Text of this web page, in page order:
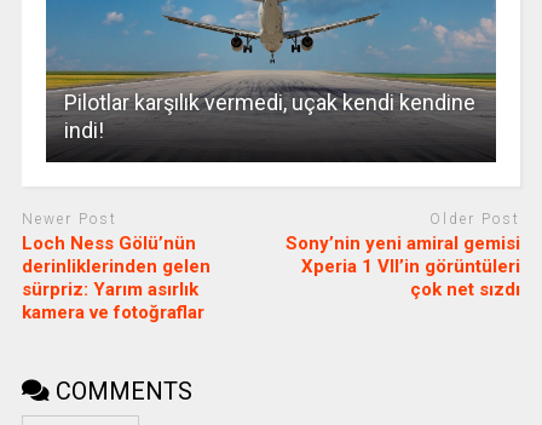
Pilotlar karşılık vermedi, uçak kendi kendine
indi!
Newer Post
Loch Ness Gölü’nün
derinliklerinden gelen
sürpriz: Yarım asırlık
kamera ve fotoğraflar
Older Post
Sony’nin yeni amiral gemisi
Xperia 1 VII’in görüntüleri
çok net sızdı
COMMENTS